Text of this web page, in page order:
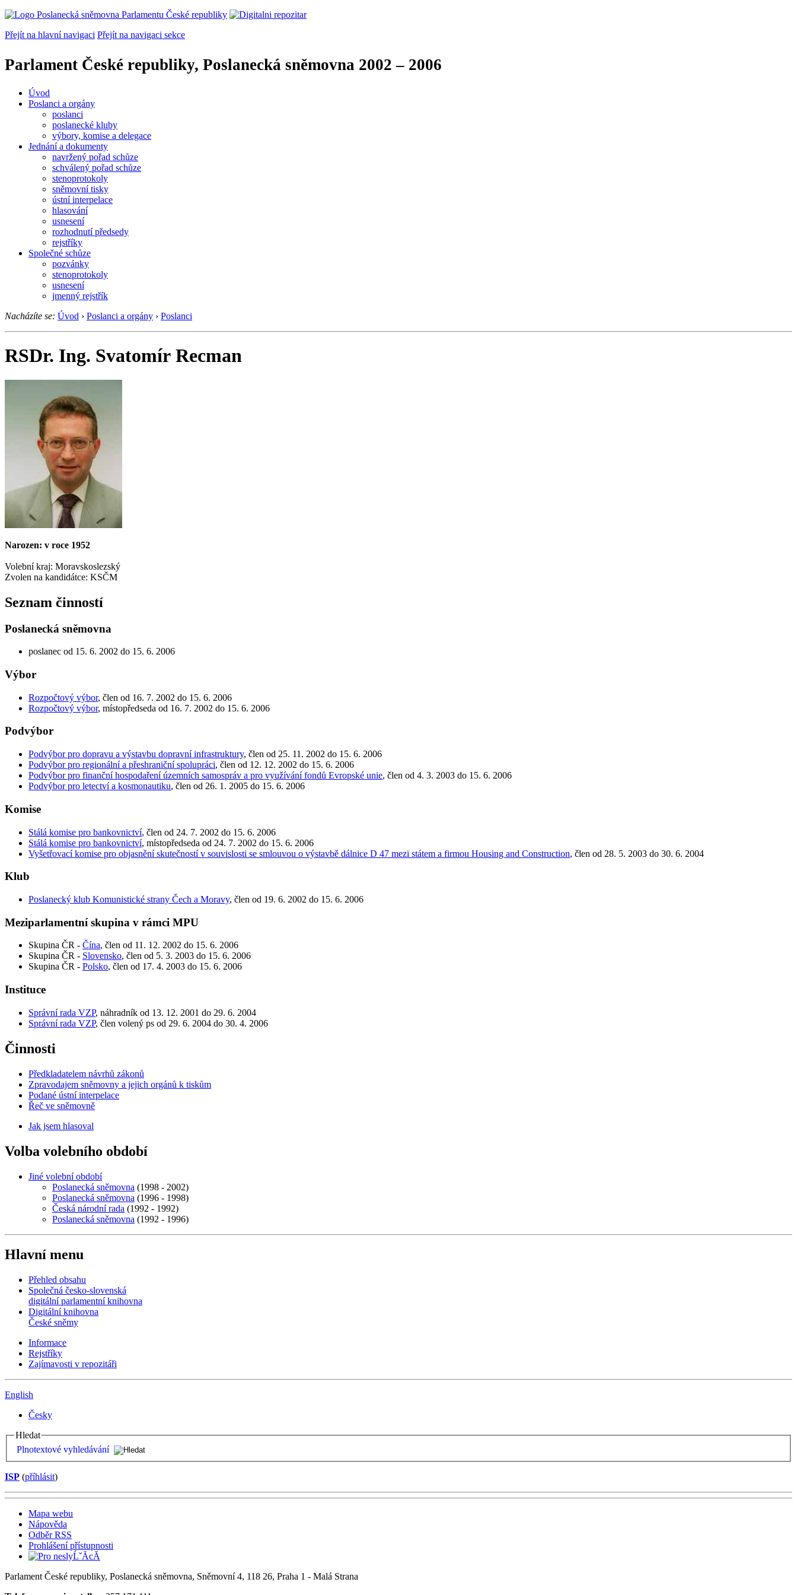
Přejít na hlavní navigaci Přejít na navigaci sekce
Parlament České republiky, Poslanecká sněmovna 2002 – 2006
Úvod
Poslanci a orgány
poslanci
poslanecké kluby
výbory, komise a delegace
Jednání a dokumenty
navržený pořad schůze
schválený pořad schůze
stenoprotokoly
sněmovní tisky
ústní interpelace
hlasování
usnesení
rozhodnutí předsedy
rejstříky
Společné schůze
pozvánky
stenoprotokoly
usnesení
jmenný rejstřík
Nacházíte se: Úvod › Poslanci a orgány › Poslanci
RSDr. Ing. Svatomír Recman
Narozen: v roce 1952
Volební kraj: Moravskoslezský
Zvolen na kandidátce: KSČM
Seznam činností
Poslanecká sněmovna
poslanec od 15. 6. 2002 do 15. 6. 2006
Výbor
Rozpočtový výbor, člen od 16. 7. 2002 do 15. 6. 2006
Rozpočtový výbor, místopředseda od 16. 7. 2002 do 15. 6. 2006
Podvýbor
Podvýbor pro dopravu a výstavbu dopravní infrastruktury, člen od 25. 11. 2002 do 15. 6. 2006
Podvýbor pro regionální a přeshraniční spolupráci, člen od 12. 12. 2002 do 15. 6. 2006
Podvýbor pro finanční hospodaření územních samospráv a pro využívání fondů Evropské unie, člen od 4. 3. 2003 do 15. 6. 2006
Podvýbor pro letectví a kosmonautiku, člen od 26. 1. 2005 do 15. 6. 2006
Komise
Stálá komise pro bankovnictví, člen od 24. 7. 2002 do 15. 6. 2006
Stálá komise pro bankovnictví, místopředseda od 24. 7. 2002 do 15. 6. 2006
Vyšetřovací komise pro objasnění skutečností v souvislosti se smlouvou o výstavbě dálnice D 47 mezi státem a firmou Housing and Construction, člen od 28. 5. 2003 do 30. 6. 2004
Klub
Poslanecký klub Komunistické strany Čech a Moravy, člen od 19. 6. 2002 do 15. 6. 2006
Meziparlamentní skupina v rámci MPU
Skupina ČR - Čína, člen od 11. 12. 2002 do 15. 6. 2006
Skupina ČR - Slovensko, člen od 5. 3. 2003 do 15. 6. 2006
Skupina ČR - Polsko, člen od 17. 4. 2003 do 15. 6. 2006
Instituce
Správní rada VZP, náhradník od 13. 12. 2001 do 29. 6. 2004
Správní rada VZP, člen volený ps od 29. 6. 2004 do 30. 4. 2006
Činnosti
Předkladatelem návrhů zákonů
Zpravodajem sněmovny a jejich orgánů k tiskům
Podané ústní interpelace
Řeč ve sněmovně
Jak jsem hlasoval
Volba volebního období
Jiné volební období
Poslanecká sněmovna (1998 - 2002)
Poslanecká sněmovna (1996 - 1998)
Česká národní rada (1992 - 1992)
Poslanecká sněmovna (1992 - 1996)
Hlavní menu
Přehled obsahu
Společná česko-slovenská
digitální parlamentní knihovna
Digitální knihovna
České sněmy
Informace
Rejstříky
Zajímavosti v repozitáři
English
Česky
Hledat
Plnotextové vyhledávání
ISP (příhlásit)
Mapa webu
Nápověda
Odběr RSS
Prohlášení přístupnosti
Parlament České republiky, Poslanecká sněmovna, Sněmovní 4, 118 26, Praha 1 - Malá Strana